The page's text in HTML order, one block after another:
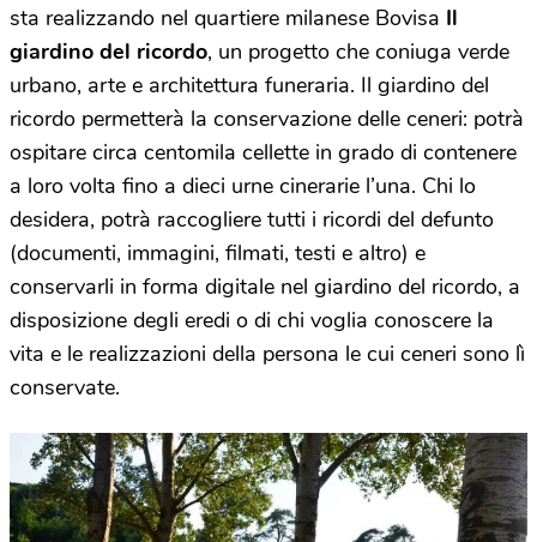
sta realizzando nel quartiere milanese Bovisa Il
giardino del ricordo, un progetto che coniuga verde
urbano, arte e architettura funeraria. Il giardino del
ricordo permetterà la conservazione delle ceneri: potrà
ospitare circa centomila cellette in grado di contenere
a loro volta fino a dieci urne cinerarie l’una. Chi lo
desidera, potrà raccogliere tutti i ricordi del defunto
(documenti, immagini, filmati, testi e altro) e
conservarli in forma digitale nel giardino del ricordo, a
disposizione degli eredi o di chi voglia conoscere la
vita e le realizzazioni della persona le cui ceneri sono lì
conservate.